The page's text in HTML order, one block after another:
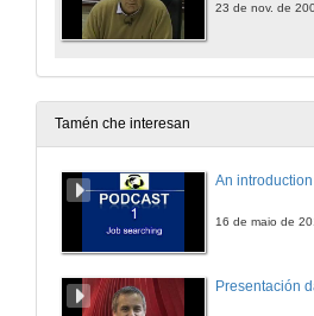
23 de nov. de
Tamén che interesan
16 de maio de
Presentación